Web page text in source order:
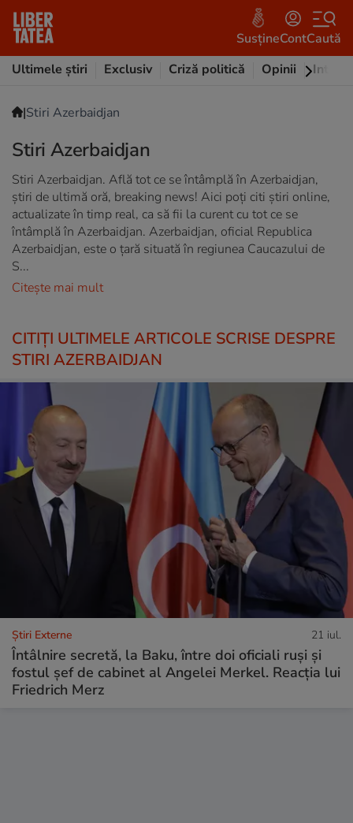
SusțineContCaută
Ultimele știri
Exclusiv Criză politică Opinii
|Stiri Azerbaidjan
Stiri Azerbaidjan
Stiri Azerbaidjan. Află tot ce se întâmplă în Azerbaidjan,
știri de ultimă oră, breaking news! Aici poți citi știri online,
actualizate în timp real, ca să fii la curent cu tot ce se
întâmplă în Azerbaidjan. Azerbaidjan, oficial Republica
Azerbaidjan, este o țară situată în regiunea Caucazului de
S...
Citește mai mult
CITIȚI ULTIMELE ARTICOLE SCRISE DESPRE
STIRI AZERBAIDJAN
Știri Externe 21 iul.
Întâlnire secretă, la Baku, între doi oficiali ruși și
fostul șef de cabinet al Angelei Merkel. Reacția lui
Friedrich Merz